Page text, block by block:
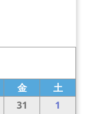
金
土
31 1